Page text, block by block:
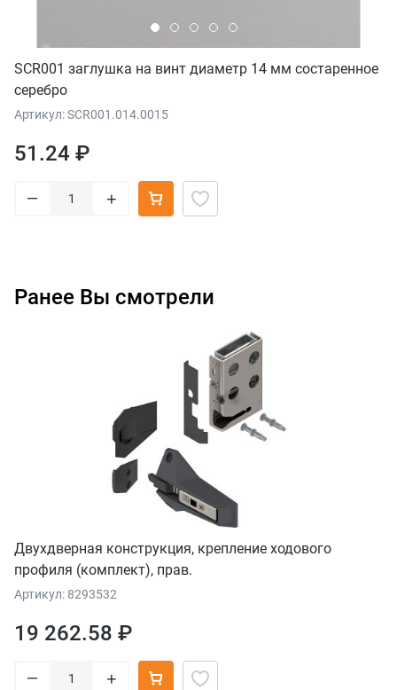
SCR001 заглушка на винт диаметр 14 мм состаренное
серебро
Артикул: SCR001.014.0015
51.24 ₽
– +
Ранее Вы смотрели
Двухдверная конструкция, крепление ходового
профиля (комплект), прав.
Артикул: 8293532
19 262.58 ₽
– +